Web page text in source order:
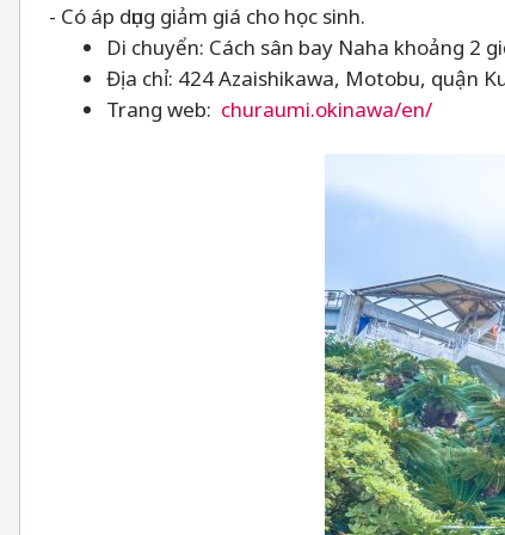
- Có áp dụng giảm giá cho học sinh.
Di chuyển: Cách sân bay Naha khoảng 2
Địa chỉ: 424 Azaishikawa, Motobu, quận
Trang web: churaumi.okinawa/en/